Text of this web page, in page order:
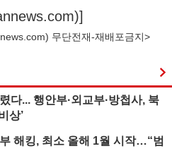
)]
) 무단전재-재배포금지>
다... 행안부·외교부·방첩사, 북
상’
해킹, 최소 올해 1월 시작…“범